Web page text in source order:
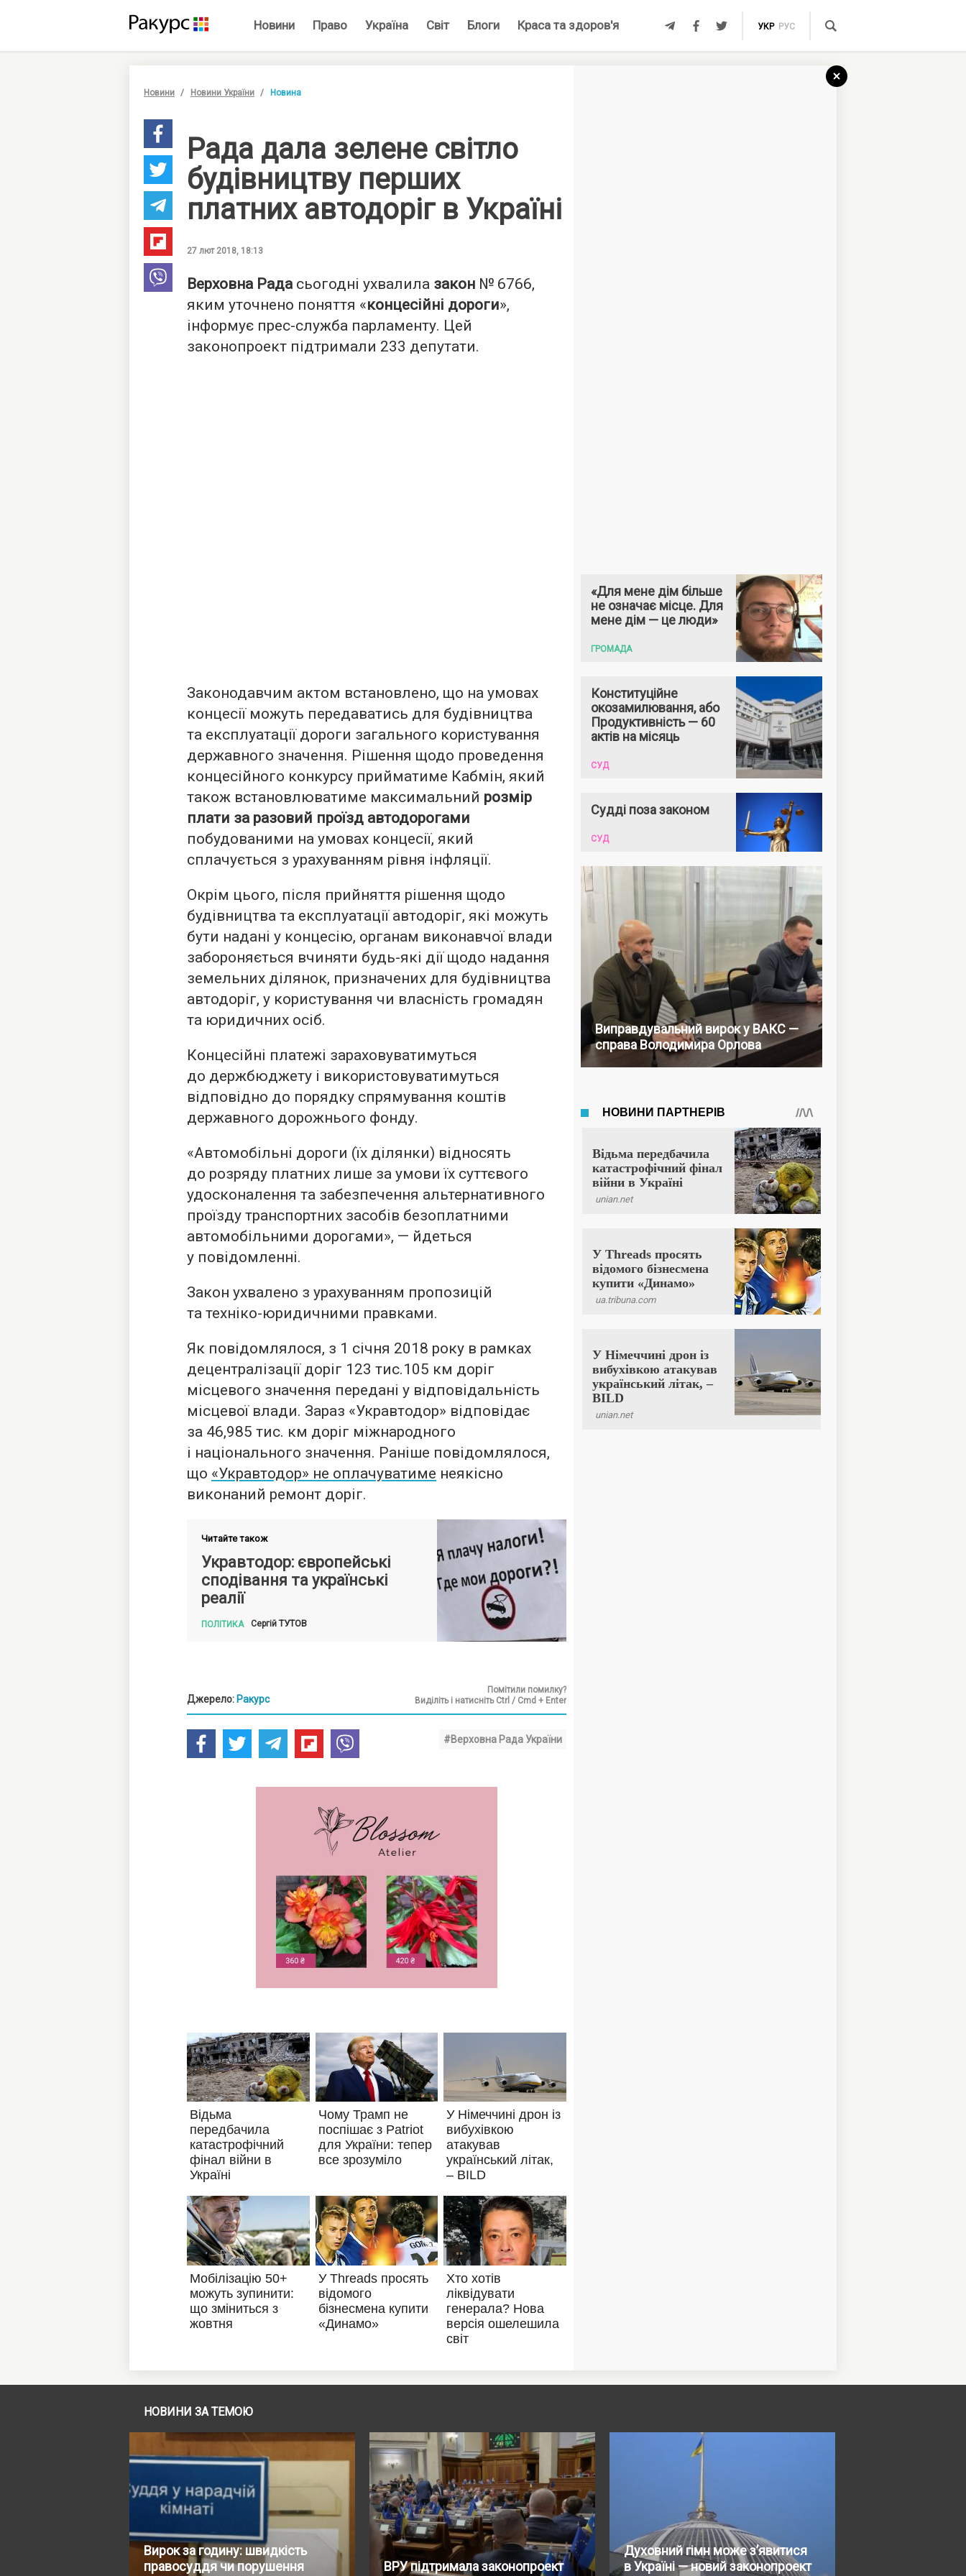
Новини Право Україна Світ Блоги Краса та здоров'я УКР РУС
Новини Новини України Новина
Рада дала зелене світло
будівництву перших
платних автодоріг в Україні
27 лют 2018, 18:13
Верховна Радасьогодні ухвалила закон № 6766,
яким уточнено поняття «концесійні дороги»,
інформує прес-служба парламенту. Цей
законопроект підтримали 233 депутати.
Законодавчим актом встановлено, що на умовах
концесії можуть передаватись для будівництва
та експлуатації дороги загального користування
державного значення. Рішення щодо проведення
концесійного конкурсу прийматиме Кабмін, який
також встановлюватиме максимальний розмір
плати за разовий проїзд автодорогами
побудованими на умовах концесії, який
сплачується з урахуванням рівня інфляції.
Окрім цього, після прийняття рішення щодо
будівництва та експлуатації автодоріг, які можуть
бути надані у концесію, органам виконавчої влади
забороняється вчиняти будь-які дії щодо надання
земельних ділянок, призначених для будівництва
автодоріг, у користування чи власність громадян
та юридичних осіб.
Концесійні платежі зараховуватимуться
до держбюджету і використовуватимуться
відповідно до порядку спрямування коштів
державного дорожнього фонду.
«Автомобільні дороги (їх ділянки) відносять
до розряду платних лише за умови їх суттєвого
удосконалення та забезпечення альтернативного
проїзду транспортних засобів безоплатними
автомобільними дорогами», — йдеться
у повідомленні.
Закон ухвалено з урахуванням пропозицій
та техніко-юридичними правками.
Як повідомлялося, з 1 січня 2018 року в рамках
децентралізації доріг 123 тис.105 км доріг
місцевого значення передані у відповідальність
місцевої влади. Зараз «Укравтодор» відповідає
за 46,985 тис. км доріг міжнародного
і національного значення. Раніше повідомлялося,
що «Укравтодор» не оплачуватиме неякісно
виконаний ремонт доріг.
Читайте також
Укравтодор: європейські
сподівання та українські
реалії
ПОЛІТИКА СергійТУТОВ
Джерело: Ракурс
Помітили помилку?
Виділіть і натисніть Ctrl / Cmd + Enter
#Верховна Рада України
«Для мене дім більше
не означає місце. Для
мене дім — це люди»
ГРОМАДА
Конституційне
окозамилювання, або
Продуктивність — 60
актів на місяць
СУД
Судді поза законом
СУД
Виправдувальний вирок у ВАКС —
справа Володимира Орлова
НОВИНИ ЗА ТЕМОЮ
Вирок за годину: швидкість
правосуддя чи порушення
ВРУ підтримала законопроект
Духовний гімн може з’явитися
в Україні — новий законопроект